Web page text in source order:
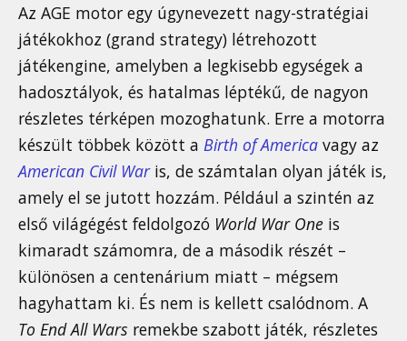
Az AGE motor egy úgynevezett nagy-stratégiai
játékokhoz (grand strategy) létrehozott
játékengine, amelyben a legkisebb egységek a
hadosztályok, és hatalmas léptékű, de nagyon
részletes térképen mozoghatunk. Erre a motorra
készült többek között a Birth of America vagy az
American Civil Waris, de számtalan olyan játék is,
amely el se jutott hozzám. Például a szintén az
első világégést feldolgozó World War One is
kimaradt számomra, de a második részét –
különösen a centenárium miatt – mégsem
hagyhattam ki. És nem is kellett csalódnom. A
To End All Wars remekbe szabott játék, részletes